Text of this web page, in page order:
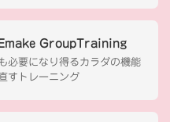
GroupTraining
必要になり得るカラダの機能
すトレーニング